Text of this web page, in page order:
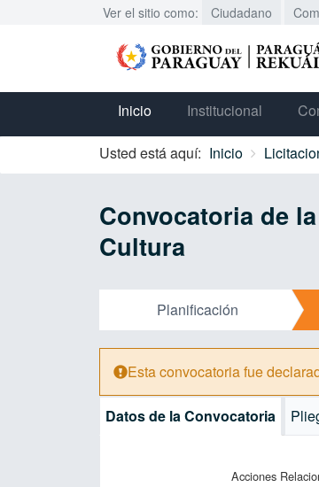
Ver el sitio como: Ciudadano
Inicio Institucional
Usted está aquí: Inicio
Convocatoria de
Cultura
Planificación
Alerta:
Esta convocatoria fue
Datos de la Convocatoria
Acciones